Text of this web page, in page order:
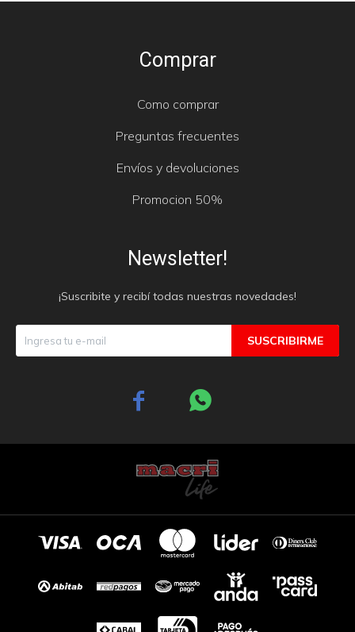
Comprar
Como comprar
Preguntas frecuentes
Envíos y devoluciones
Promocion 50%
Newsletter!
¡Suscribite y recibí todas nuestras novedades!
SUSCRIBIRME
 